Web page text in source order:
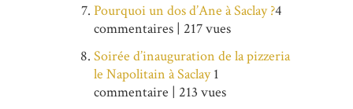
Pourquoi un dos d’Ane à Saclay ?4
commentaires | 217 vues
Soirée d’inauguration de la pizzeria
le Napolitain à Saclay1
commentaire | 213 vues